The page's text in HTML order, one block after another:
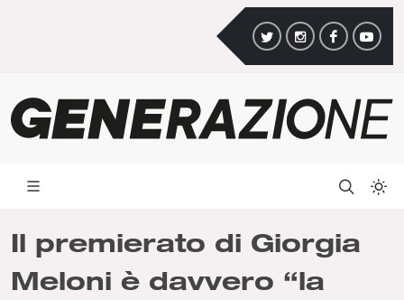
Il premierato di Giorgia
Meloni è davvero “la